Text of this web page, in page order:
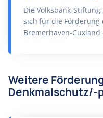
Die Volksbank-
sich für die Förderung
Bremerhaven-Cuxland
Weitere
Denkmalschutz/-